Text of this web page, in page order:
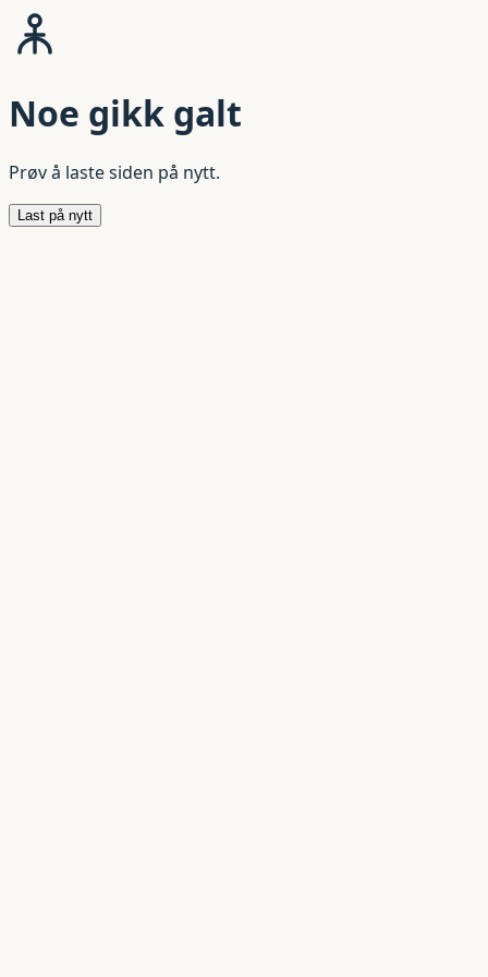
Noe gikk galt
Prøv å laste siden på nytt.
Last på nytt